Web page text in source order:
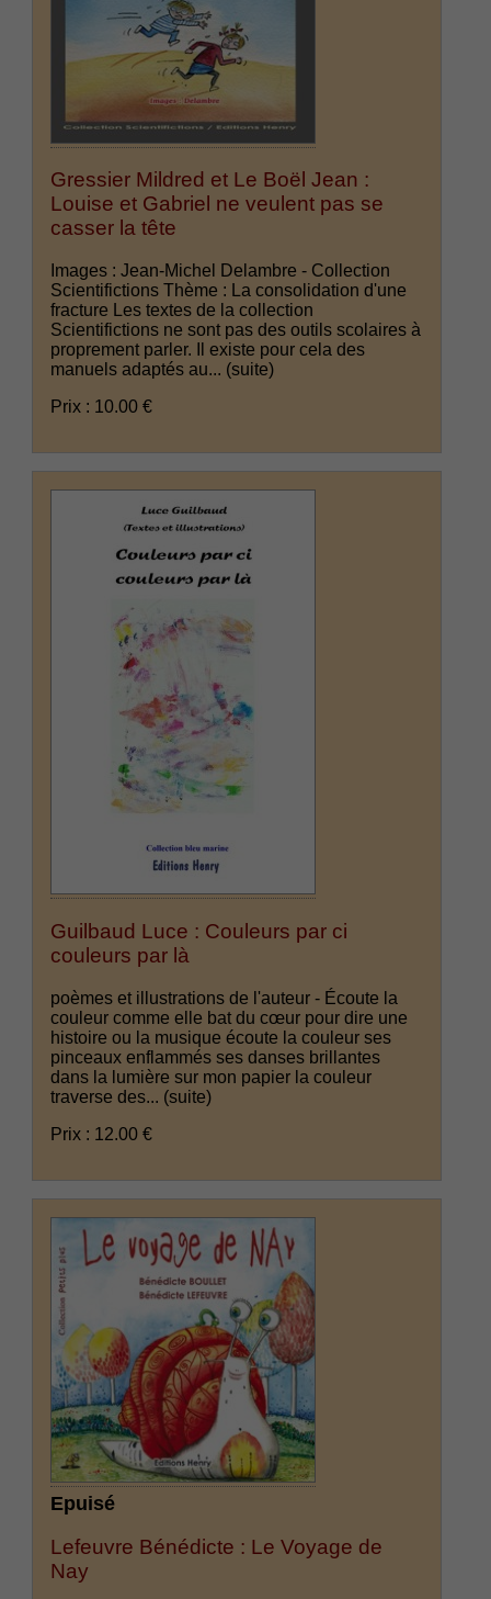
Gressier Mildred et Le Boël Jean :
Louise et Gabriel ne veulent pas se
casser la tête
Images : Jean-Michel Delambre - Collection
Scientifictions Thème : La consolidation d'une
fracture Les textes de la collection
Scientifictions ne sont pas des outils scolaires à
proprement parler. Il existe pour cela des
manuels adaptés au... (suite)
Prix : 10.00 €
Guilbaud Luce : Couleurs par ci
couleurs par là
poèmes et illustrations de l'auteur - Écoute la
couleur comme elle bat du cœur pour dire une
histoire ou la musique écoute la couleur ses
pinceaux enflammés ses danses brillantes
dans la lumière sur mon papier la couleur
traverse des... (suite)
Prix : 12.00 €
Epuisé
Lefeuvre Bénédicte : Le Voyage de
Nay